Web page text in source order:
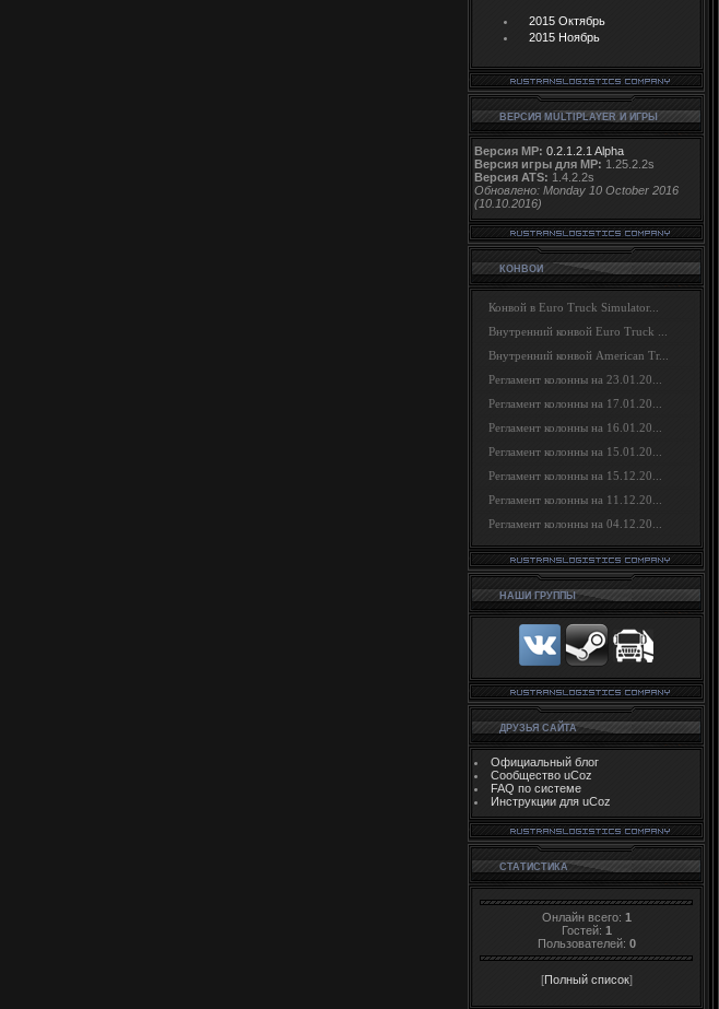
2015 Октябрь
2015 Ноябрь
ВЕРСИЯ MULTIPLAYER И ИГРЫ
Версия MP: 0.2.1.2.1 Alpha
Версия игры для MP: 1.25.2.2s
Версия ATS: 1.4.2.2s
Обновлено: Monday 10 October 2016
(10.10.2016)
КОНВОИ
Конвой в Euro Truck Simulator...
Внутренний конвой Euro Truck ...
Внутренний конвой American Tr...
Регламент колонны на 23.01.20...
Регламент колонны на 17.01.20...
Регламент колонны на 16.01.20...
Регламент колонны на 15.01.20...
Регламент колонны на 15.12.20...
Регламент колонны на 11.12.20...
Регламент колонны на 04.12.20...
НАШИ ГРУППЫ
ДРУЗЬЯ САЙТА
Официальный блог
Сообщество uCoz
FAQ по системе
Инструкции для uCoz
СТАТИСТИКА
Онлайн всего: 1
Гостей: 1
Пользователей: 0
[Полный список]